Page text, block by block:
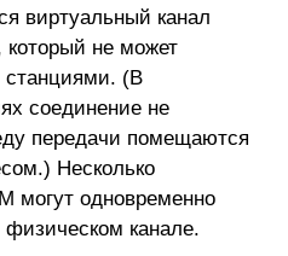
виртуальный канал
который не может
станциями. (В
соединение не
передачи помещаются
Несколько
могут одновременно
канале.